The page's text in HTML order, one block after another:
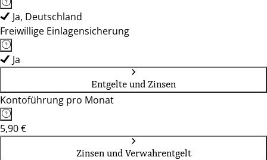
Ja, Deutschland
Freiwillige Einlagensicherung
Ja
Entgelte und Zinsen
Kontoführung pro Monat
5,90 €
Zinsen und Verwahrentgelt